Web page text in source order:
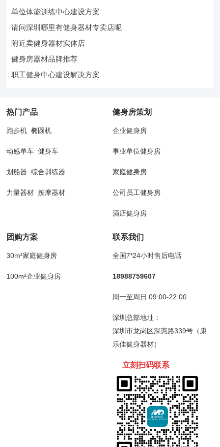
单位体能训练中心建设方案
请问深圳哪里有健身器材专卖店呢
附近卖健身器材实体店
健身房器材品牌推荐
职工健身中心建设解决方案
热门产品
跑步机 椭圆机
动感单车 健身车
划船器 综合训练器
力量器材 按摩器材
健身房策划
企业健身房
事业单位健身房
家庭健身房
公司员工健身房
酒店健身房
团购方案
30m²家庭健身房
100m²企业健身房
联系我们
全国7*24小时售后电话
18988759607
周一至周日 09:00-22:00
深圳总部地址：
深圳市龙岗区深惠路339号（康
乐佳健身器材）
立刻扫码联系